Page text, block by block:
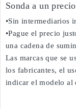
Sonda a un
•Sin intermediarios
•Pague el precio
una cadena de
Las marcas que se
los fabricantes, el
indicar el modelo al